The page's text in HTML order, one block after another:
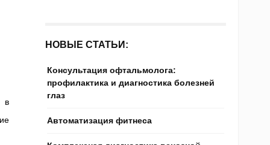
в
НОВЫЕ СТАТЬИ:
Консультация офтальмолога:
профилактика и диагностика болезней
глаз
Автоматизация фитнеса